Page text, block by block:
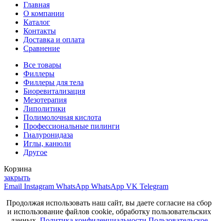
Главная
О компании
Каталог
Контакты
Доставка и оплата
Сравнение
Все товары
Филлеры
Филлеры для тела
Биоревитализация
Мезотерапия
Липолитики
Полимолочная кислота
Профессиональные пилинги
Гиалуронидаза
Иглы, канюли
Другое
Корзина
закрыть
Email Instagram WhatsApp WhatsApp VK Telegram
Продолжая использовать наш сайт, вы даете согласие на сбор
и использование файлов cookie, обработку пользовательских